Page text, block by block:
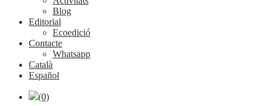
Blog
Editorial
Ecoedició
Contacte
Whatsapp
Català
Español
(0)